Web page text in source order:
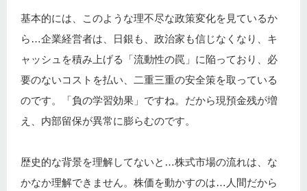
基本的には、このような理不尽な政策変化を見ているか
ら…企業経営者は、日銀も、政治家も信じなくなり、キ
ャッシュを積み上げる「流動性の罠」に陥っており、必
要のないコストを払い、二重三重の安全策を取っている
のです。「負の学習効果」ですね。だから現預金残が増
え、内部留保が異常に膨らむのです。
歴史的な背景を理解してないと…株式市場の流れは、な
かなか理解できません。株価を動かすのは…人間だから